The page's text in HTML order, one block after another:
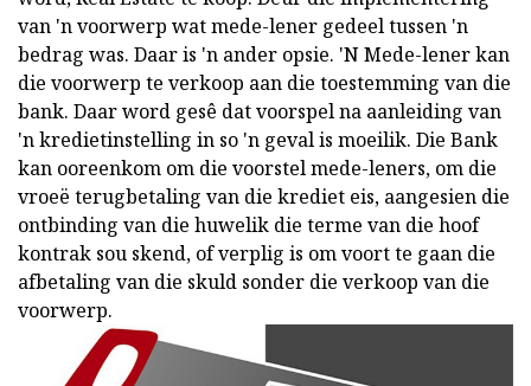
van 'n voorwerp wat mede-lener gedeel tussen 'n
bedrag was. Daar is 'n ander opsie. 'N Mede-lener kan
die voorwerp te verkoop aan die toestemming van die
bank. Daar word gesê dat voorspel na aanleiding van
'n kredietinstelling in so 'n geval is moeilik. Die Bank
kan ooreenkom om die voorstel mede-leners, om die
vroeë terugbetaling van die krediet eis, aangesien die
ontbinding van die huwelik die terme van die hoof
kontrak sou skend, of verplig is om voort te gaan die
afbetaling van die skuld sonder die verkoop van die
voorwerp.